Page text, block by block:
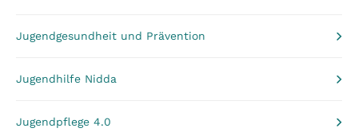
Jugendgesundheit und Prävention
Jugendhilfe Nidda
Jugendpflege 4.0